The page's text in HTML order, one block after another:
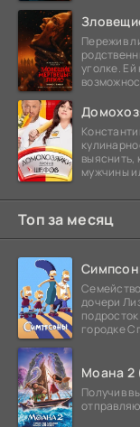
Пережив
уголке.
выяснить,
мужчины
Топ за месяц
дочери
городке
Моана 2
Получив